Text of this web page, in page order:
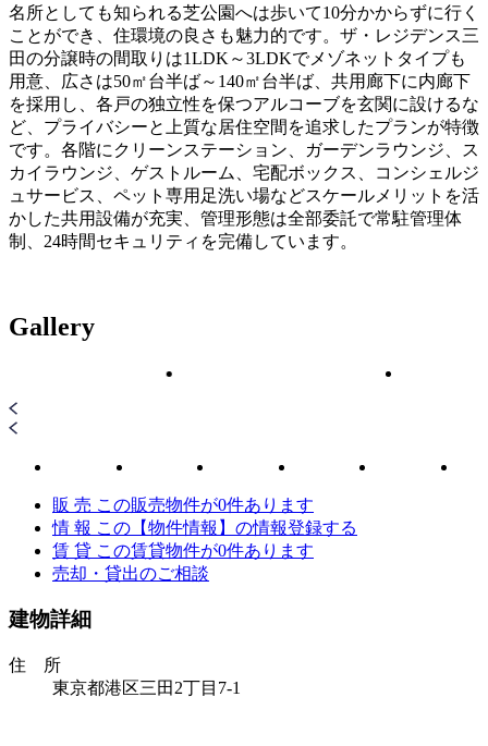
名所としても知られる芝公園へは歩いて10分かからずに行く
ことができ、住環境の良さも魅力的です。ザ・レジデンス三
田の分譲時の間取りは1LDK～3LDKでメゾネットタイプも
用意、広さは50㎡台半ば～140㎡台半ば、共用廊下に内廊下
を採用し、各戸の独立性を保つアルコーブを玄関に設けるな
ど、プライバシーと上質な居住空間を追求したプランが特徴
です。各階にクリーンステーション、ガーデンラウンジ、ス
カイラウンジ、ゲストルーム、宅配ボックス、コンシェルジ
ュサービス、ペット専用足洗い場などスケールメリットを活
かした共用設備が充実、管理形態は全部委託で常駐管理体
制、24時間セキュリティを完備しています。
Gallery
販 売 この販売物件が0件あります
情 報 この【物件情報】の情報登録する
賃 貸 この賃貸物件が0件あります
売却・貸出のご相談
建物詳細
住 所
東京都港区三田2丁目7-1